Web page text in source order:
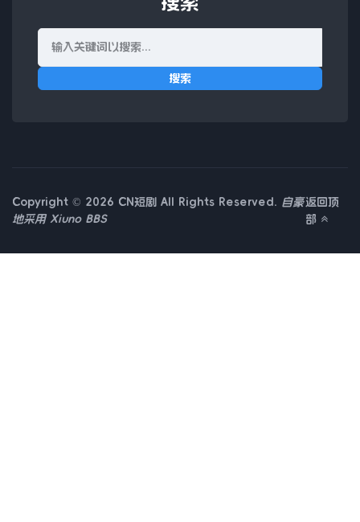
搜索
Copyright © 2026 CN短剧 All Rights Reserved.
自豪
地采用 Xiuno BBS
返回顶
部